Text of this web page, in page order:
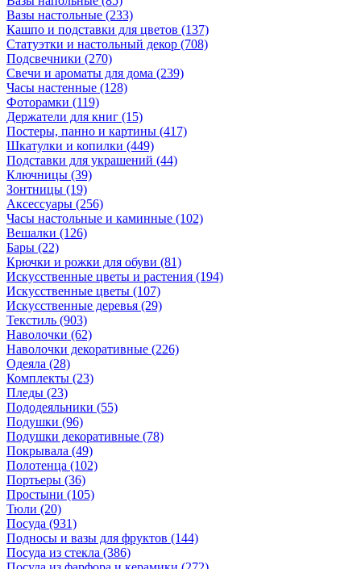
Вазы настольные (233)
Кашпо и подставки для цветов (137)
Статуэтки и настольный декор (708)
Подсвечники (270)
Свечи и ароматы для дома (239)
Часы настенные (128)
Фоторамки (119)
Держатели для книг (15)
Постеры, панно и картины (417)
Шкатулки и копилки (449)
Подставки для украшений (44)
Ключницы (39)
Зонтницы (19)
Аксессуары (256)
Часы настольные и каминные (102)
Вешалки (126)
Бары (22)
Крючки и рожки для обуви (81)
Искусственные цветы и растения (194)
Искусственные цветы (107)
Искусcтвенные деревья (29)
Текстиль (903)
Наволочки (62)
Наволочки декоративные (226)
Одеяла (28)
Комплекты (23)
Пледы (23)
Пододеяльники (55)
Подушки (96)
Подушки декоративные (78)
Покрывала (49)
Полотенца (102)
Портьеры (36)
Простыни (105)
Тюли (20)
Посуда (931)
Подносы и вазы для фруктов (144)
Посуда из стекла (386)